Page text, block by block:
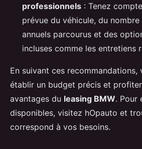
professionnels : Tenez
prévue du véhicule, du
annuels parcourus et des
incluses comme les entretiens
En suivant ces recommandations,
établir un budget précis et
avantages du leasing BMW. Pour
disponibles, visitez hOpauto et
correspond à vos besoins.